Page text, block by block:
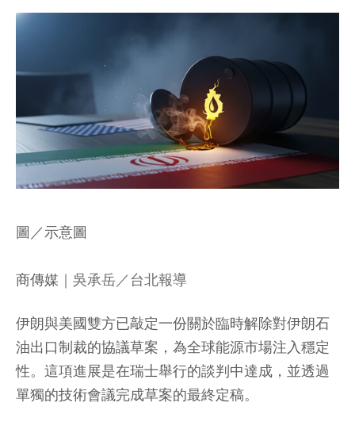
圖／示意圖
商傳媒 ｜吳承岳／台北報導
伊朗與美國雙方已敲定一份關於臨時解除對伊朗石
油出口制裁的協議草案，為全球能源市場注入穩定
性。這項進展是在瑞士舉行的談判中達成，並透過
單獨的技術會議完成草案的最終定稿。